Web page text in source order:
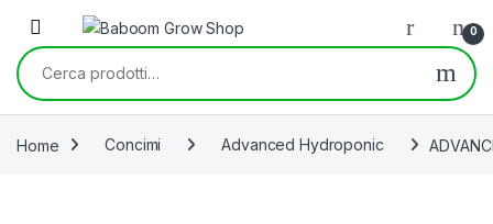
Skip to navigation
Skip to content
0
Cerca:
Home Concimi Advanced Hydroponic